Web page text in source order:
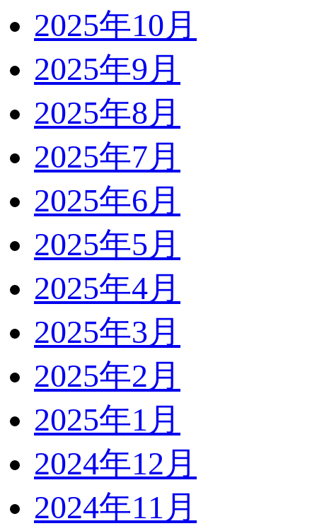
2025年10月
2025年9月
2025年8月
2025年7月
2025年6月
2025年5月
2025年4月
2025年3月
2025年2月
2025年1月
2024年12月
2024年11月